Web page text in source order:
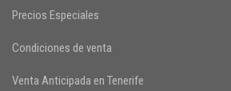
Precios Especiales
Condiciones de venta
Venta Anticipada en Tenerife